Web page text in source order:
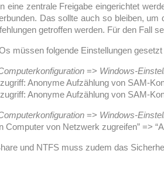
eine zentrale Freigabe eingerichtet
Das sollte auch so bleiben,
getroffen werden. Für den Fall
müssen folgende Einstellungen gesetzt
=> Windows-
Anonyme Aufzählung von SAM-
Anonyme Aufzählung von SAM-
=> Windows-
Computer von Netzwerk zugreifen” =>
und NTFS muss zudem das